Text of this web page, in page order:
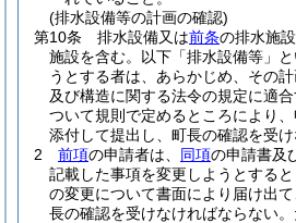
(排水設備等の計画の確認)
第10条
排水設備又は前条の排水施設
施設を含む。以下「排水設備等」
うとする者は、あらかじめ、その
及び構造に関する法令の規定に適
ついて規則で定めるところにより
添付して提出し、町長の確認を受け
2
前項の申請者は、 同項の申請書及
記載した事項を変更しようとする
の変更について書面により届け出て
長の確認を受けなければならない。